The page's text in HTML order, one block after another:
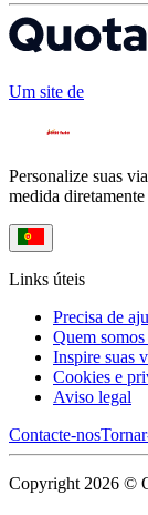
Um site de
Personalize suas
medida
Links úteis
Precisa de
Quem somos
Inspire suas
Cookies e
Aviso legal
Contacte-nos
Copyright 2026 ©